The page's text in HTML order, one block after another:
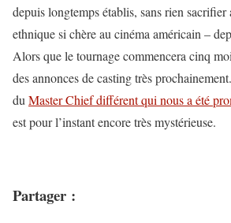
depuis longtemps établis, sans rien
ethnique si chère au cinéma américain –
Alors que le tournage commencera cinq
des annonces de casting très
du Master Chief différent qui nous a été
est pour l’instant encore très mystérieuse.
Partager :